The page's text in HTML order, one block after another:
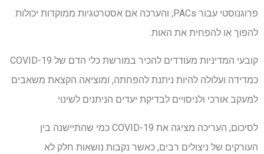
פרוגנוסטי עבור PACs; והערכה אם אסטרטגיות ממוקדות יכולות
להפוך או להפחית את האות.
קובעי המדיניות מעודדים להכיר במורשת כלי הדם של COVID-19
כמדידה ועלולה להיות ניתנת להפחתה, ומוציאה הקצאת משאבים
למעקב אורכי ולניסויים לבדיקת יעדים הניתנים לשינוי.
לסיכום, העריכה מציגה את COVID-19 כמי שהתיישנה בין
העורקים של ניצולים רבים, כאשר נקבות נושאות חלק לא